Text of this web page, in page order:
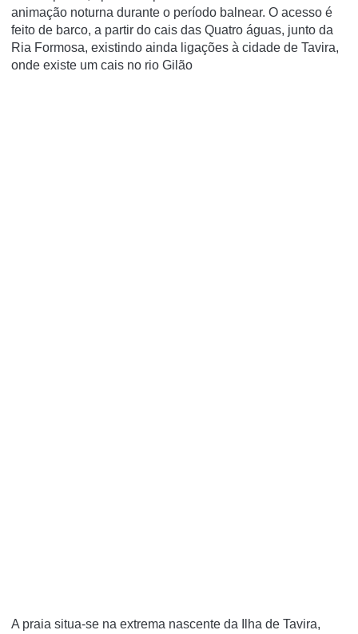
animação noturna durante o perí­odo balnear. O acesso é
feito de barco, a partir do cais das Quatro águas, junto da
Ria Formosa, existindo ainda ligações à cidade de Tavira,
onde existe um cais no rio Gilão
A praia situa-se na extrema nascente da Ilha de Tavira,